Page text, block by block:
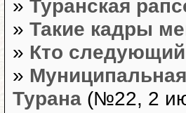
» Туранская
» Такие кадры
» Кто
»
Турана (№22, 2